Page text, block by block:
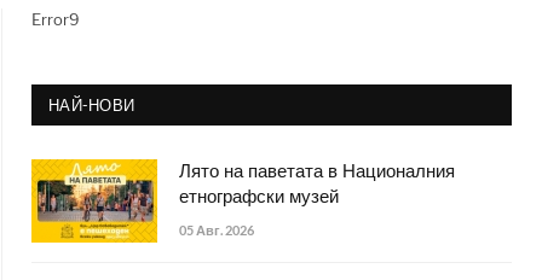
Error9
НАЙ-НОВИ
Лято на паветата в Националния
етнографски музей
05 Авг. 2026